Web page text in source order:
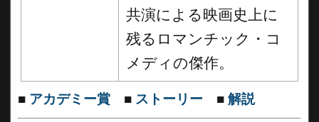
共演による映画史上に
残るロマンチック・コ
メディの傑作。
■ アカデミー賞 ■ ストーリー ■ 解説